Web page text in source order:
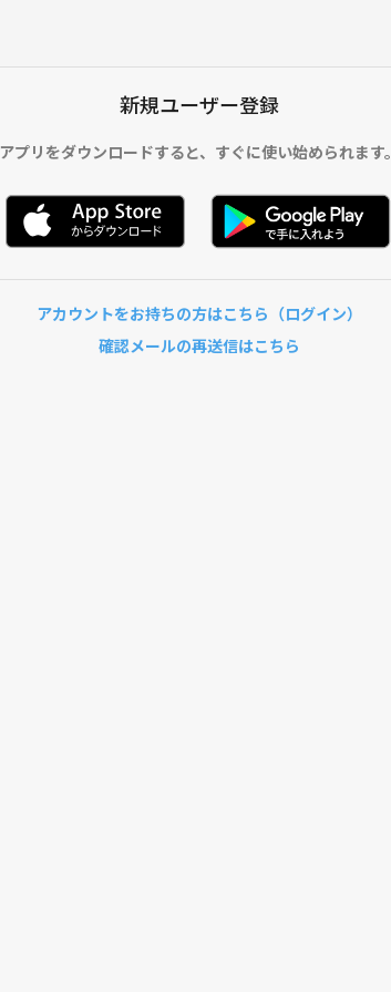
新規ユーザー登録
アプリをダウンロードすると、 すぐに使い始められます。
アカウントをお持ちの方はこちら（ログイン）
確認メールの再送信はこちら